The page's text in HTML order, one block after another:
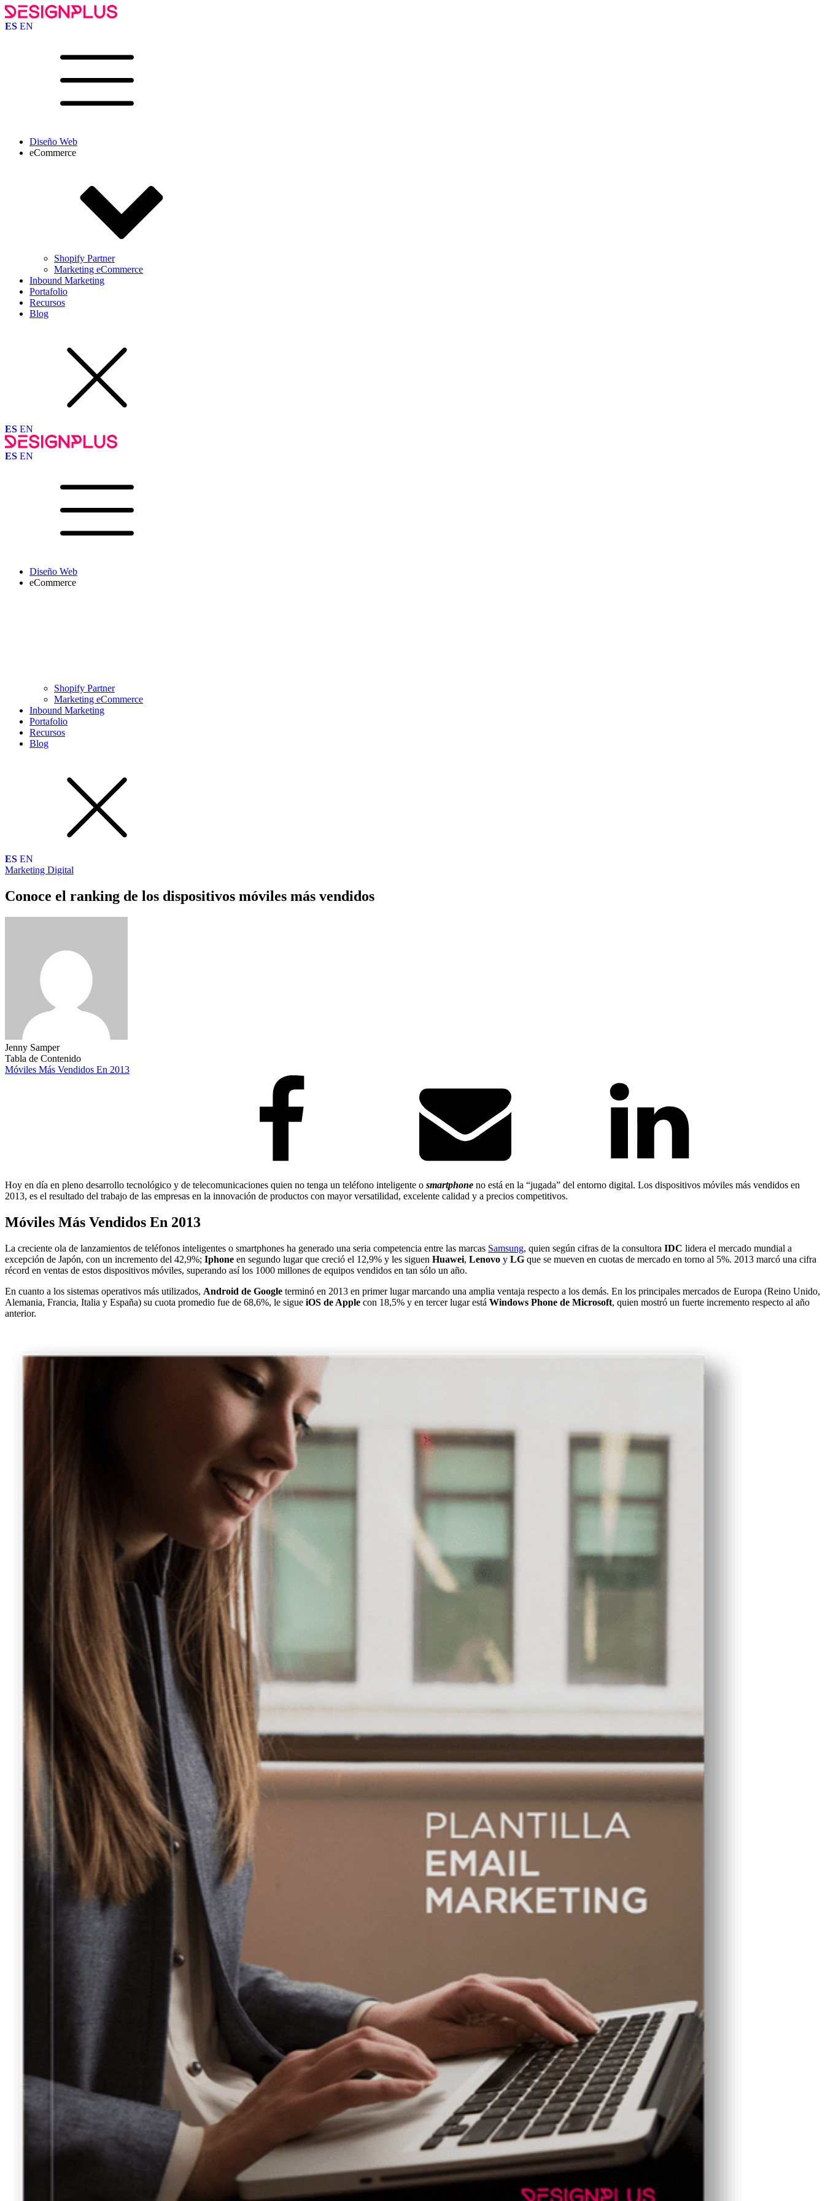
ES EN
Diseño Web
eCommerce
Shopify Partner
Marketing eCommerce
Inbound Marketing
Portafolio
Recursos
Blog
ES EN
ES EN
Diseño Web
eCommerce
Shopify Partner
Marketing eCommerce
Inbound Marketing
Portafolio
Recursos
Blog
ES EN
Marketing Digital
Conoce el ranking de los dispositivos móviles más vendidos
Jenny Samper
Tabla de Contenido
Móviles Más Vendidos En 2013
Hoy en día en pleno desarrollo tecnológico y de telecomunicaciones quien no tenga un teléfono inteligente o smartphone no está en la “jugada” del entorno digital. Los dispositivos móviles más vendidos en
2013, es el resultado del trabajo de las empresas en la innovación de productos con mayor versatilidad, excelente calidad y a precios competitivos.
Móviles Más Vendidos En 2013
La creciente ola de lanzamientos de teléfonos inteligentes o smartphones ha generado una seria competencia entre las marcas Samsung, quien según cifras de la consultora IDC lidera el mercado mundial a
excepción de Japón, con un incremento del 42,9%; Iphone en segundo lugar que creció el 12,9% y les siguen Huawei, Lenovo y LG que se mueven en cuotas de mercado en torno al 5%. 2013 marcó una cifra
récord en ventas de estos dispositivos móviles, superando así los 1000 millones de equipos vendidos en tan sólo un año.
En cuanto a los sistemas operativos más utilizados, Android de Google terminó en 2013 en primer lugar marcando una amplia ventaja respecto a los demás. En los principales mercados de Europa (Reino Unido,
Alemania, Francia, Italia y España) su cuota promedio fue de 68,6%, le sigue iOS de Apple con 18,5% y en tercer lugar está Windows Phone de Microsoft, quien mostró un fuerte incremento respecto al año
anterior.